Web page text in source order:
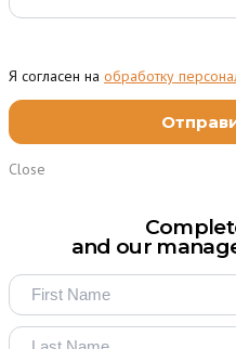
Я согласен на обработку
Close
and our